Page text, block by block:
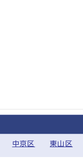
中京区 東山区